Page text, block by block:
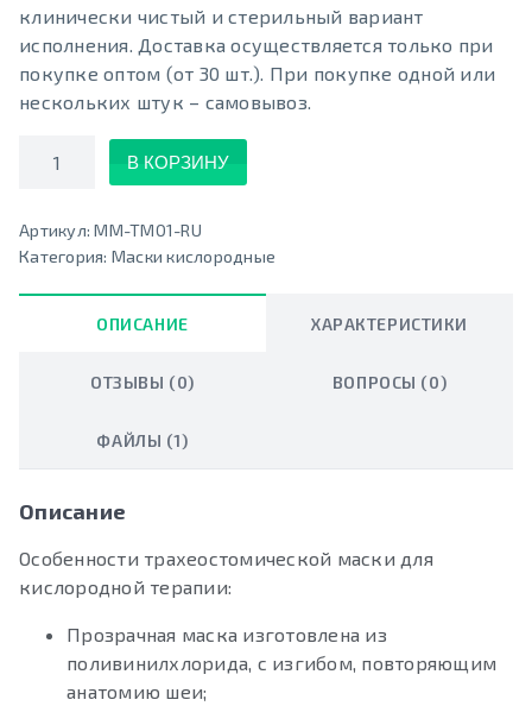
клинически чистый и стерильный вариант
исполнения. Доставка осуществляется только при
покупке оптом (от 30 шт.). При покупке одной или
нескольких штук – самовывоз.
Количество
В КОРЗИНУ
Артикул:MM-TM01-RU
Категория: Маски кислородные
ОПИСАНИЕ ХАРАКТЕРИСТИКИ
ОТЗЫВЫ (0) ВОПРОСЫ (0)
ФАЙЛЫ (1)
Описание
Особенности трахеостомической маски для
кислородной терапии:
Прозрачная маска изготовлена из
поливинилхлорида, с изгибом, повторяющим
анатомию шеи;